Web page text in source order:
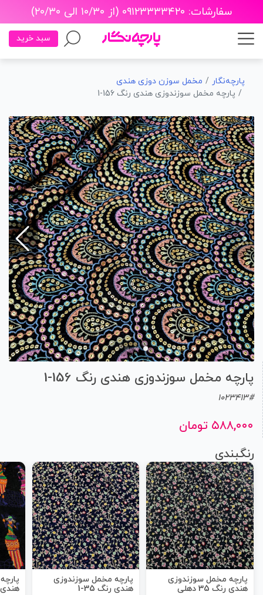
سفارشات: ۰۹۱۲۳۳۳۳۴۲۰ (از ۱۰/۳۰ الی ۲۰/۳۰)
سبد خرید
پارچه‌نگار
مخمل سوزن دوزی هندی
پارچه مخمل سوزندوزی هندی رنگ 156-1
پارچه مخمل سوزندوزی هندی رنگ 156-1
1023413#
۵۸۸,۰۰۰ تومان
رنگبندی
پارچه مخمل سوزندوزی
هندی رنگ 35 دهلی
پارچه مخمل سوزندوزی
هندی رنگ 35-1
هندی